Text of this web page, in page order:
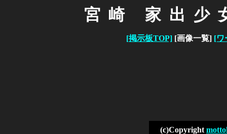
宮崎 家出少
[掲示板TOP][画像一覧] [ワ
(c)Copyright